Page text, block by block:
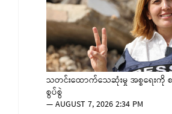
သတင်းထောက်သေဆုံးမှု အစ္စရေးကို
စွပ်စွဲ
—AUGUST 7, 2026 2:34 PM